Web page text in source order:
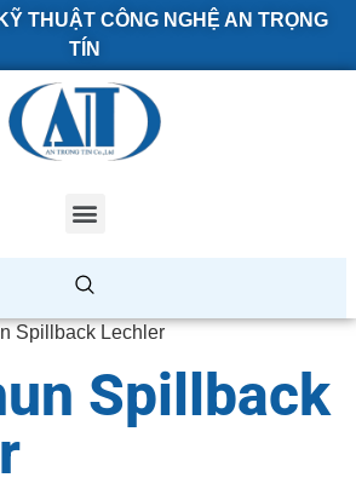
THUẬT CÔNG NGHỆ AN TRỌNG
TÍN
Spillback Lechler
Spillback